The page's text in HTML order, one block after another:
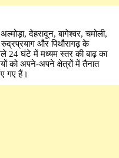
देहरादून, बागेश्वर, चमोली,
रुद्रप्रयाग और पिथौरागढ़ के
24 घंटे में मध्यम स्तर की बाढ़ का
को अपने-अपने क्षेत्रों में तैनात
गए हैं।